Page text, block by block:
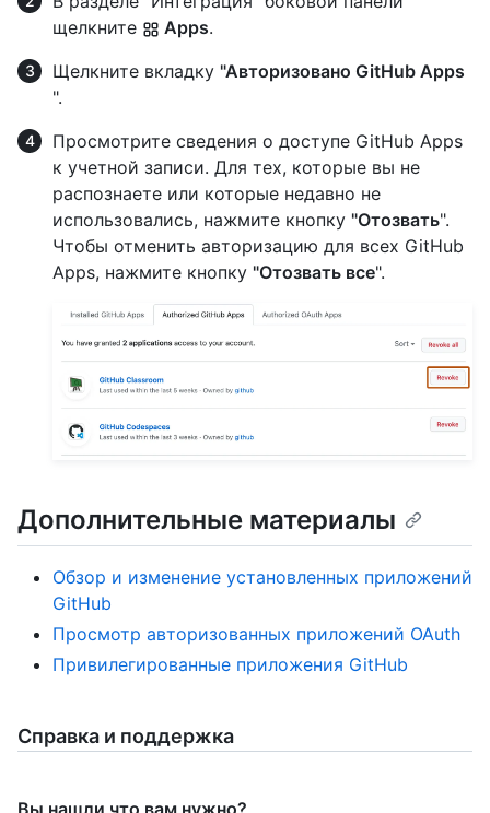
щелкните
Apps.
Щелкните вкладку "Авторизовано GitHub Apps
".
Просмотрите сведения о доступе GitHub Apps
к учетной записи. Для тех, которые вы не
распознаете или которые недавно не
использовались, нажмите кнопку "Отозвать".
Чтобы отменить авторизацию для всех GitHub
Apps, нажмите кнопку "Отозвать все".
Дополнительные материалы
Обзор и изменение установленных приложений
GitHub
Просмотр авторизованных приложений OAuth
Привилегированные приложения GitHub
Справка и поддержка
Вы нашли что вам нужно?